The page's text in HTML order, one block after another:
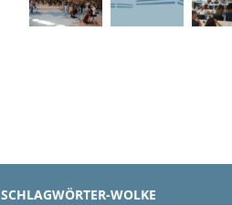
SCHLAGWÖRTER-WOLKE